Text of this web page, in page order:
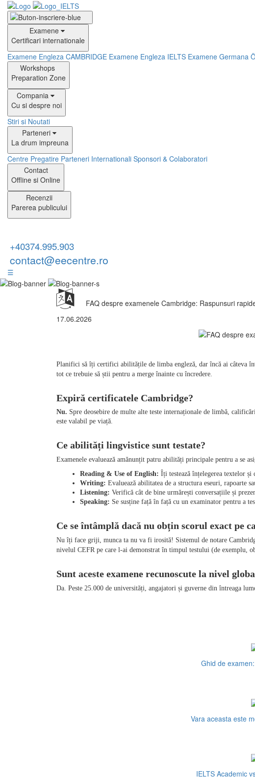
Examene
Certificari internationale
Examene Engleza CAMBRIDGE Examene Engleza IELTS Examene Germana
Workshops
Preparation Zone
Compania
Cu si despre noi
Stiri si Noutati
Parteneri
La drum impreuna
Centre Pregatire Parteneri Internationali Sponsori & Colaboratori
Contact
Offline si Online
Recenzii
Parerea publicului
+40374.995.903
contact@eecentre.ro
☰
FAQ despre examenele Cambridge: Raspunsuri
17.06.2026
Planifici să îți certifici abilitățile de limba engleză, dar încă ai câteva
tot ce trebuie să știi pentru a merge înainte cu încredere.
Expiră certificatele Cambridge?
Nu. Spre deosebire de multe alte teste internaționale de limbă,
este valabil pe viață.
Ce abilități lingvistice sunt testate?
Examenele evaluează amănunțit patru abilități principale pentru a se
Reading & Use of English: Îți testează înțelegerea textelor și
Writing: Evaluează abilitatea de a structura eseuri, rapoarte
Listening: Verifică cât de bine urmărești conversațiile și
Speaking: Se susține față în față cu un examinator pentru a
Ce se întâmplă dacă nu obțin scorul exact pe
Nu îți face griji, munca ta nu va fi irosită! Sistemul de notare
nivelul CEFR pe care l-ai demonstrat în timpul testului (de exemplu,
Sunt aceste examene recunoscute la nivel
Da. Peste 25.000 de universități, angajatori și guverne din întreaga
Ghid de
Vara aceasta este
IELTS Academic